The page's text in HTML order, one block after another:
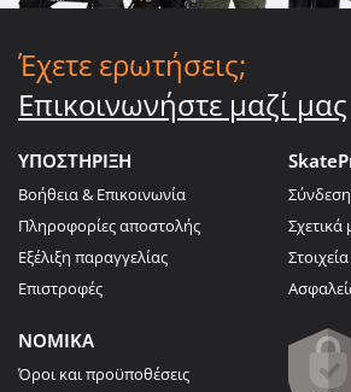
Έχετε ερωτήσεις;
Επικοινωνήστε μαζί μας
ΥΠΟΣΤΗΡΙΞΗ
Βοήθεια & Επικοινωνία
Πληροφορίες αποστολής
Εξέλιξη παραγγελίας
Επιστροφές
Σύνδεση
Σχετικά
ΝΟΜΙΚΑ
Όροι και προϋποθέσεις